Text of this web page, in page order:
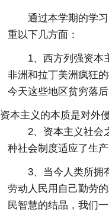
通过本学期的学
重以下几方面：
1、西方列强资本
非洲和拉丁美洲疯狂
今天这些地区贫穷落后
资本主义的本质是对外
2、资本主义社会
种社会制度适应了生产
3、当今人类所拥
劳动人民用自己勤劳
民智慧的结晶，我们